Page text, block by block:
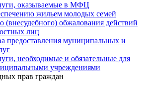
оказываемые в МФЦ
жильем молодых семей
(внесудебного) обжалования действий
лиц
предоставления муниципальных и
необходимые и обязательные для
учреждениями
прав граждан